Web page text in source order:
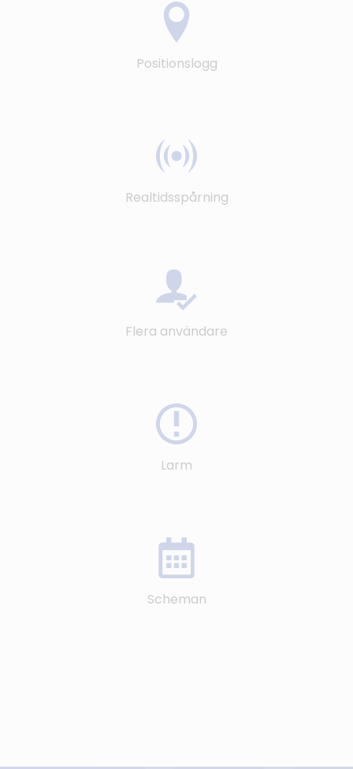
Positionslogg
Realtidsspårning
Flera användare
Larm
Scheman